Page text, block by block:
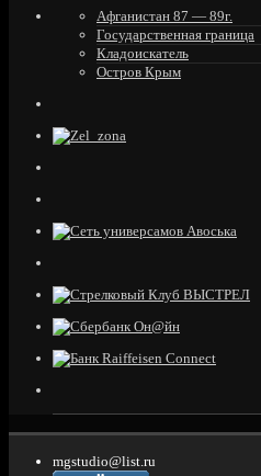
Афганистан 87 — 89г.
Государственная граница
Кладоискатель
Остров Крым
mgstudio@list.ru